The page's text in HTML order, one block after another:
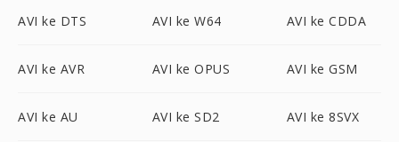
AVI ke DTS AVI ke W64 AVI ke CDDA
AVI ke AVR AVI ke OPUS AVI ke GSM
AVI ke AU AVI ke SD2 AVI ke 8SVX